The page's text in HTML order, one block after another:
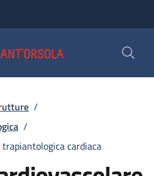
/
/
cardiaca